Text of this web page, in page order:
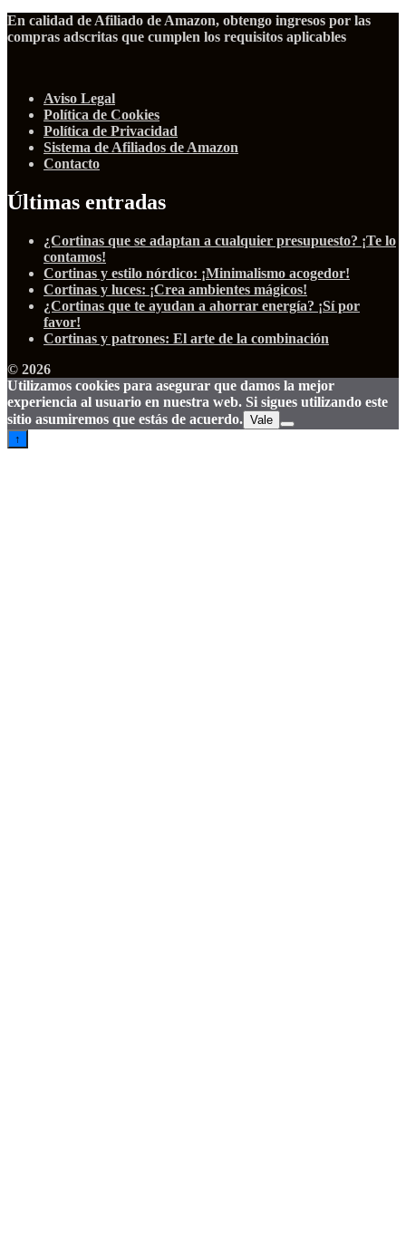
En calidad de Afiliado de Amazon, obtengo ingresos por las
compras adscritas que cumplen los requisitos aplicables
Aviso Legal
Política de Cookies
Política de Privacidad
Sistema de Afiliados de Amazon
Contacto
Últimas entradas
¿Cortinas que se adaptan a cualquier presupuesto? ¡Te lo
contamos!
Cortinas y estilo nórdico: ¡Minimalismo acogedor!
Cortinas y luces: ¡Crea ambientes mágicos!
¿Cortinas que te ayudan a ahorrar energía? ¡Sí por
favor!
Cortinas y patrones: El arte de la combinación
© 2026
Utilizamos cookies para asegurar que damos la mejor
experiencia al usuario en nuestra web. Si sigues utilizando este
sitio asumiremos que estás de acuerdo. Vale
↑